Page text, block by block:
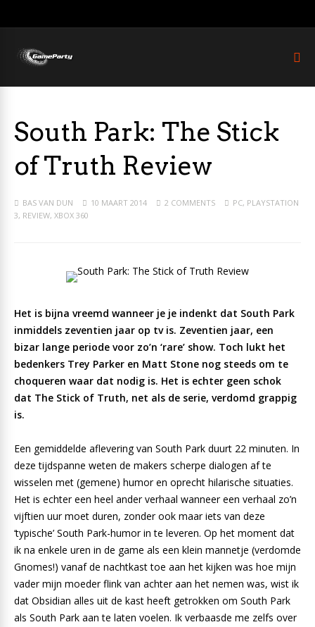
South Park: The Stick
of Truth Review
BAS VAN DUN 10 MAART 2014 2 COMMENTS PC, PLAYSTATION
3, REVIEW, XBOX 360
Het is bijna vreemd wanneer je je indenkt dat South Park
inmiddels zeventien jaar op tv is. Zeventien jaar, een
bizar lange periode voor zo’n ‘rare’ show. Toch lukt het
bedenkers Trey Parker en Matt Stone nog steeds om te
choqueren waar dat nodig is. Het is echter geen schok
dat The Stick of Truth, net als de serie, verdomd grappig
is.
Een gemiddelde aflevering van South Park duurt 22 minuten. In
deze tijdspanne weten de makers scherpe dialogen af te
wisselen met (gemene) humor en oprecht hilarische situaties.
Het is echter een heel ander verhaal wanneer een verhaal zo’n
vijftien uur moet duren, zonder ook maar iets van deze
‘typische’ South Park-humor in te leveren. Op het moment dat
ik na enkele uren in de game als een klein mannetje (verdomde
Gnomes!) vanaf de nachtkast toe aan het kijken was hoe mijn
vader mijn moeder flink van achter aan het nemen was, wist ik
dat Obsidian alles uit de kast heeft getrokken om South Park
als South Park aan te laten voelen. Ik verbaasde me zelfs over